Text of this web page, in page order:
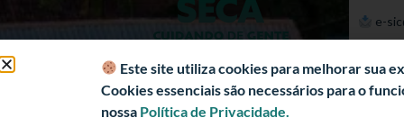
e-
Este site utiliza cookies para melhorar sua
Cookies essenciais são necessários para o
nossa Política de Privacidade.